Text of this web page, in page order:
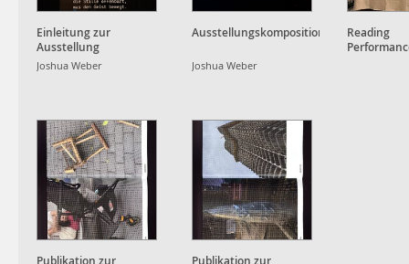
Einleitung zur
Ausstellung
Joshua Weber
Ausstellungskomposition
Joshua Weber
Reading
Publikation zur Publikation zur